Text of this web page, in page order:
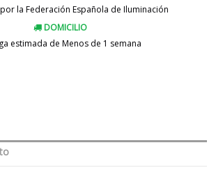
la Federación Española de Iluminación
DOMICILIO
estimada de Menos de 1 semana